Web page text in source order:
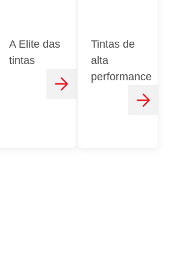
A Elite das
tintas
Tintas de
alta
performance